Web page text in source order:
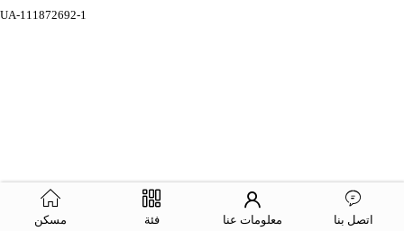
UA-111872692-1
مسكن فئة معلومات عنا اتصل بنا